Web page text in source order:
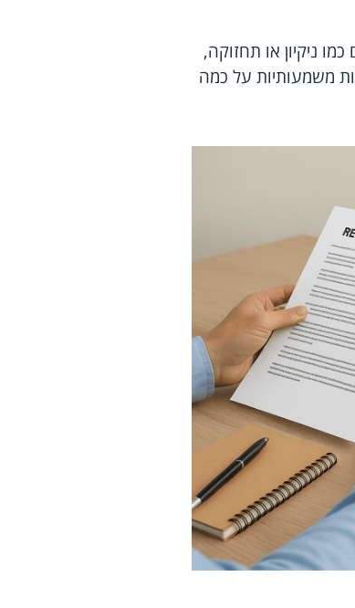
ניקיון או תחזוקה,
משמעותיות על כמה